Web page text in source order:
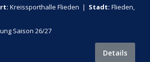
Kreissporthalle Flieden | Stadt: Flieden,
Saison 26/27
Details